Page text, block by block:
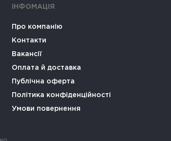
ІНФОМАЦІЯ
Про компанію
Контакти
Вакансії
Оплата й доставка
Публічна оферта
Політика конфіденційності
Умови повернення